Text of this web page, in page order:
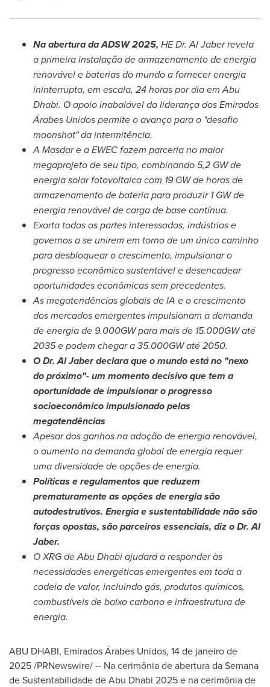
Na abertura da ADSW 2025, HE Dr.Al Jaberrevela
a primeira instalação de armazenamento de energia
renovável e baterias do mundo a fornecer energia
ininterrupta, em escala, 24 horas por dia emAbu
Dhabi. O apoio inabalável da liderança dos Emirados
Árabes Unidos permite o avanço para o "desafio
moonshot" da intermitência.
A Masdar e a EWEC fazem parceria no maior
megaprojeto de seu tipo, combinando 5,2 GW de
energia solar fotovoltaica com 19 GW de horas de
armazenamento de bateria para produzir 1 GW de
energia renovável de carga de base contínua.
Exorta todas as partes interessadas, indústrias e
governos a se unirem em torno de um único caminho
para desbloquear o crescimento, impulsionar o
progresso econômico sustentável e desencadear
oportunidades econômicas sem precedentes.
As megatendências globais de IA e o crescimento
dos mercados emergentes impulsionam a demanda
de energia de 9.000GW para mais de 15.000GW até
2035 e podem chegar a 35.000GW até 2050.
O Dr.Al Jaberdeclara que o mundo está no "nexo
do próximo"- um momento decisivo que tem a
oportunidade de impulsionar o progresso
socioeconômico impulsionado pelas
megatendências
Apesar dos ganhos na adoção de energia renovável,
o aumento na demanda global de energia requer
uma diversidade de opções de energia.
Políticas e regulamentos que reduzem
prematuramente as opções de energia são
autodestrutivos. Energia e sustentabilidade não são
forças opostas, são parceiros essenciais, diz o Dr.Al
Jaber.
O XRG deAbu Dhabiajudará a responder às
necessidades energéticas emergentes em toda a
cadeia de valor, incluindo gás, produtos químicos,
combustíveis de baixo carbono e infraestrutura de
energia.
ABU DHABI, Emirados Árabes Unidos, 14 de janeiro de
2025/PRNewswire/ -- Na cerimônia de abertura da Semana
de Sustentabilidade de Abu Dhabi 2025 e na cerimônia de